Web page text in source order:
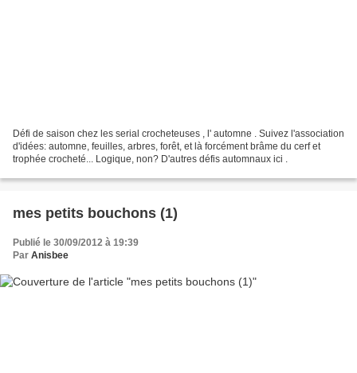
Défi de saison chez les serial crocheteuses , l' automne . Suivez l'association
d'idées: automne, feuilles, arbres, forêt, et là forcément brâme du cerf et
trophée crocheté... Logique, non? D'autres défis automnaux ici .
mes petits bouchons (1)
Publié le 30/09/2012 à 19:39
Par Anisbee